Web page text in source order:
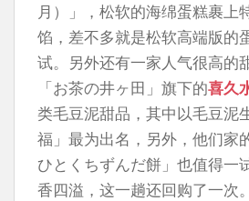
月）」，松软的海绵蛋糕裹上
馅‌，差不多就是松软高端版的
试。另外还有一家人气很高的
「お茶の井ヶ田」旗下的喜久
类毛豆泥甜品，其中以毛豆泥
福」最为出名，另外，他们家
ひとくちずんだ餅」也值得一
香四溢，这一趟还回购了一次。